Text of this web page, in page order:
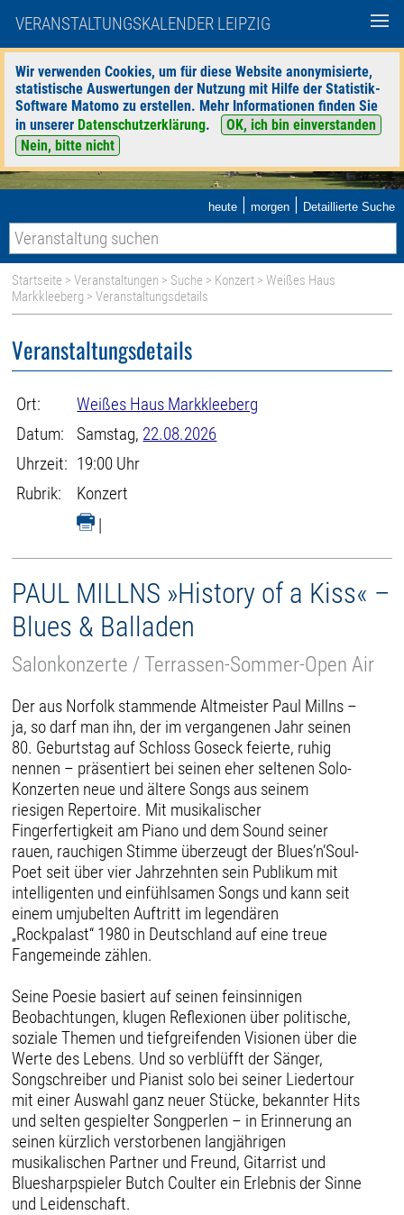
VERANSTALTUNGSKALENDER LEIPZIG
Wir verwenden Cookies, um für diese Website anonymisierte,
statistische Auswertungen der Nutzung mit Hilfe der Statistik-
Software Matomo zu erstellen. Mehr Informationen finden Sie
in unserer Datenschutzerklärung.
OK, ich bin einverstanden
Nein, bitte nicht
heute | morgen | Detaillierte Suche
Startseite >Veranstaltungen > Suche > Konzert >Weißes Haus
Markkleeberg > Veranstaltungsdetails
Veranstaltungsdetails
Ort:
Weißes Haus Markkleeberg
Datum:
Samstag, 22.08.2026
Uhrzeit: 19:00 Uhr
Rubrik:
Konzert
|
PAUL MILLNS »History of a Kiss« –
Blues & Balladen
Salonkonzerte / Terrassen-Sommer-Open Air
Der aus Norfolk stammende Altmeister Paul Millns –
ja, so darf man ihn, der im vergangenen Jahr seinen
80. Geburtstag auf Schloss Goseck feierte, ruhig
nennen – präsentiert bei seinen eher seltenen Solo-
Konzerten neue und ältere Songs aus seinem
riesigen Repertoire. Mit musikalischer
Fingerfertigkeit am Piano und dem Sound seiner
rauen, rauchigen Stimme überzeugt der Blues’n’Soul-
Poet seit über vier Jahrzehnten sein Publikum mit
intelligenten und einfühlsamen Songs und kann seit
einem umjubelten Auftritt im legendären
„Rockpalast“ 1980 in Deutschland auf eine treue
Fangemeinde zählen.
Seine Poesie basiert auf seinen feinsinnigen
Beobachtungen, klugen Reflexionen über politische,
soziale Themen und tiefgreifenden Visionen über die
Werte des Lebens. Und so verblüfft der Sänger,
Songschreiber und Pianist solo bei seiner Liedertour
mit einer Auswahl ganz neuer Stücke, bekannter Hits
und selten gespielter Songperlen – in Erinnerung an
seinen kürzlich verstorbenen langjährigen
musikalischen Partner und Freund, Gitarrist und
Bluesharpspieler Butch Coulter ein Erlebnis der Sinne
und Leidenschaft.